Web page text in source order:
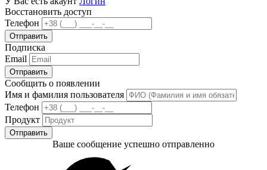
Восстановить доступ
Телефон
Отправить
Подписка
Email
Отправить
Сообщить о появлении
Имя и фамилия пользователя
Телефон
Продукт
Отправить
Ваше сообщение успешно отправленно